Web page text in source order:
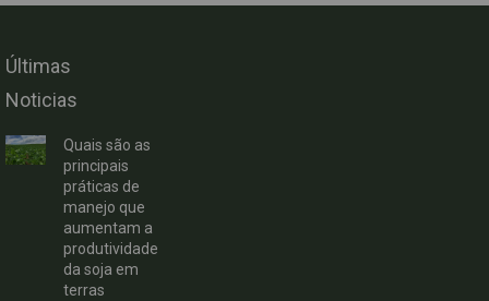
Últimas
Noticias
Quais são as
principais
práticas de
manejo que
aumentam a
produtividade
da soja em
terras